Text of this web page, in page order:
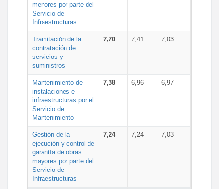
menores por parte del
Servicio de
Infraestructuras
Tramitación de la
contratación de
servicios y
suministros
7,70 7,41 7,03
Mantenimiento de
instalaciones e
infraestructuras por el
Servicio de
Mantenimiento
7,38 6,96 6,97
Gestión de la
ejecución y control de
garantía de obras
mayores por parte del
Servicio de
Infraestructuras
7,24 7,24 7,03